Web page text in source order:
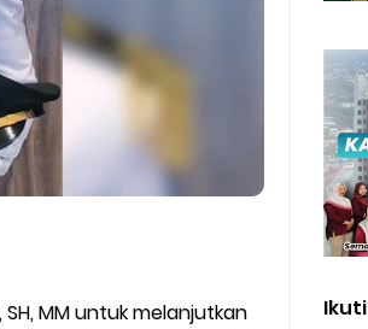
MM untuk melanjutkan